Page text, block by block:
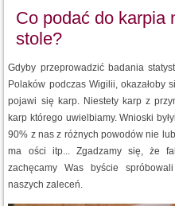
Co podać do karpia
stole?
Gdyby przeprowadzić badania
Polaków podczas Wigilii, okazałoby
pojawi się karp. Niestety karp z
karp którego uwielbiamy. Wnioski
90% z nas z różnych powodów nie
ma ości itp... Zgadzamy się, że
zachęcamy Was byście
naszych zaleceń.